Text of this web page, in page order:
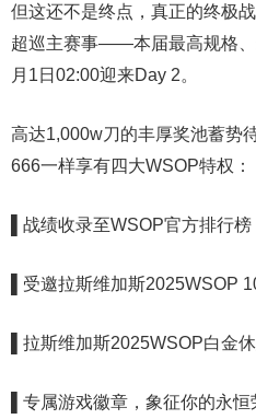
但这还不是终点，真正的终极
超巡主赛事——本届最高规格
月1日02:00迎来Day 2。
高达1,000w刀的丰厚奖池蓄势
666一样享有四大WSOP特权：
▌战绩收录至WSOP官方排行榜
▌受邀拉斯维加斯2025WSOP
▌拉斯维加斯2025WSOP白金
▌专属游戏徽章，象征你的永恒